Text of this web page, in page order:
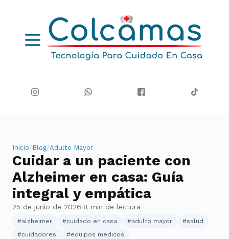
Inicio/Blog/Adulto Mayor
Cuidar a un paciente con
Alzheimer en casa: Guía
integral y empática
25 de junio de 2026·8 min de lectura
#alzheimer #cuidado en casa #adulto mayor #salud
#cuidadores #equipos medicos